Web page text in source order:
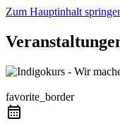
Zum Hauptinhalt
favorite_border